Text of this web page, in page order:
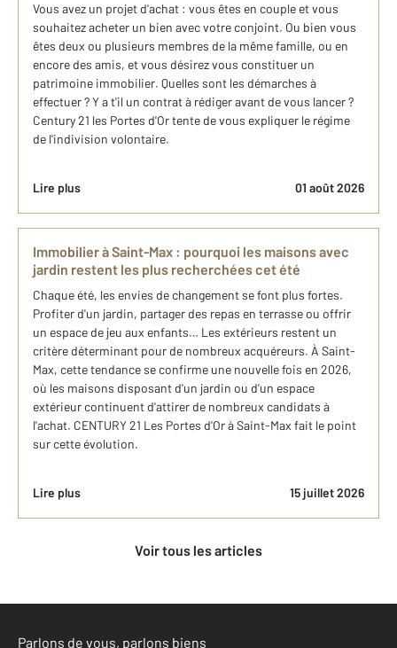
Vous avez un projet d'achat : vous êtes en couple et vous
souhaitez acheter un bien avec votre conjoint. Ou bien vous
êtes deux ou plusieurs membres de la même famille, ou en
encore des amis, et vous désirez vous constituer un
patrimoine immobilier. Quelles sont les démarches à
effectuer ? Y a t'il un contrat à rédiger avant de vous lancer ?
Century 21 les Portes d'Or tente de vous expliquer le régime
de l'indivision volontaire.
Lire plus 01 août 2026
Immobilier à Saint-Max : pourquoi les maisons avec
jardin restent les plus recherchées cet été
Chaque été, les envies de changement se font plus fortes.
Profiter d'un jardin, partager des repas en terrasse ou offrir
un espace de jeu aux enfants… Les extérieurs restent un
critère déterminant pour de nombreux acquéreurs. À Saint-
Max, cette tendance se confirme une nouvelle fois en 2026,
où les maisons disposant d'un jardin ou d'un espace
extérieur continuent d'attirer de nombreux candidats à
l'achat. CENTURY 21 Les Portes d'Or à Saint-Max fait le point
sur cette évolution.
Lire plus 15 juillet 2026
Voir tous les articles
Parlons de vous, parlons biens